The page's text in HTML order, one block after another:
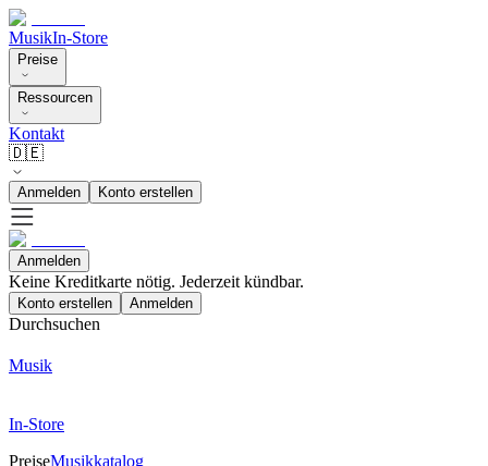
MusikIn-Store
Preise
Ressourcen
Kontakt
🇩🇪
Anmelden Konto erstellen
Anmelden
Keine Kreditkarte nötig. Jederzeit kündbar.
Konto erstellen Anmelden
Durchsuchen
Musik
In-Store
PreiseMusikkatalog